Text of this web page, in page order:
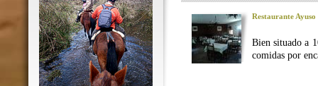
Restaurante Ayuso
Bien situado a
comidas por